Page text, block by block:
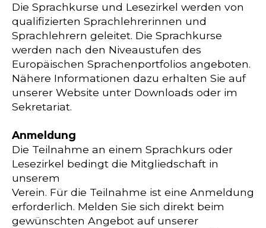
Die Sprachkurse und Lesezirkel werden von
qualifizierten Sprachlehrerinnen und
Sprachlehrern geleitet. Die Sprachkurse
werden nach den Niveaustufen des
Europäischen Sprachenportfolios angeboten.
Nähere Informationen dazu erhalten Sie auf
unserer Website unter Downloads oder im
Sekretariat.
Anmeldung
Die Teilnahme an einem Sprachkurs oder
Lesezirkel bedingt die Mitgliedschaft in
unserem
Verein. Für die Teilnahme ist eine Anmeldung
erforderlich. Melden Sie sich direkt beim
gewünschten Angebot auf unserer